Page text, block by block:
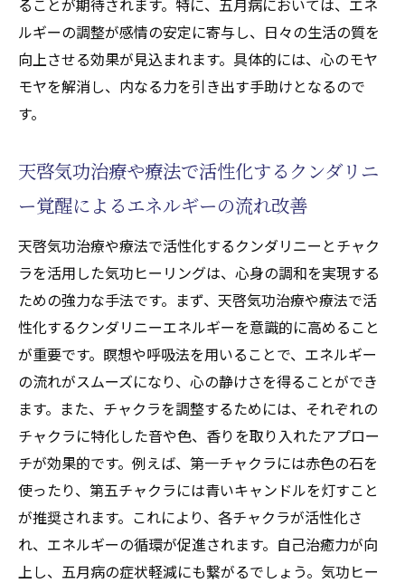
ルギーの調整が感情の安定に寄与し、日々の生活の質を
向上させる効果が見込まれます。具体的には、心のモヤ
モヤを解消し、内なる力を引き出す手助けとなるので
す。
天啓気功治療や療法で活性化するクンダリニ
ー覚醒によるエネルギーの流れ改善
天啓気功治療や療法で活性化するクンダリニーとチャク
ラを活用した気功ヒーリングは、心身の調和を実現する
ための強力な手法です。まず、天啓気功治療や療法で活
性化するクンダリニーエネルギーを意識的に高めること
が重要です。瞑想や呼吸法を用いることで、エネルギー
の流れがスムーズになり、心の静けさを得ることができ
ます。また、チャクラを調整するためには、それぞれの
チャクラに特化した音や色、香りを取り入れたアプロー
チが効果的です。例えば、第一チャクラには赤色の石を
使ったり、第五チャクラには青いキャンドルを灯すこと
が推奨されます。これにより、各チャクラが活性化さ
れ、エネルギーの循環が促進されます。自己治癒力が向
上し、五月病の症状軽減にも繋がるでしょう。気功ヒー